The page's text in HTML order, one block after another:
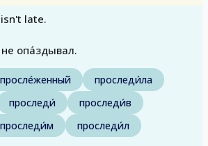
late.
не опа́здывал.
просле́женный
проследи́ла
проследи́
проследи́в
проследи́м
проследи́л